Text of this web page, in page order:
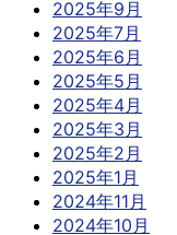
2025年9月
2025年7月
2025年6月
2025年5月
2025年4月
2025年3月
2025年2月
2025年1月
2024年11月
2024年10月